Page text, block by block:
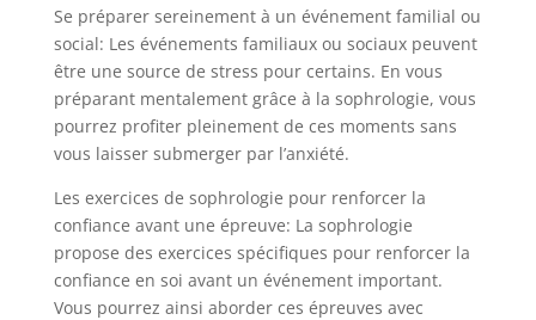
Se préparer sereinement à un événement familial ou
social: Les événements familiaux ou sociaux peuvent
être une source de stress pour certains. En vous
préparant mentalement grâce à la sophrologie, vous
pourrez profiter pleinement de ces moments sans
vous laisser submerger par l’anxiété.
Les exercices de sophrologie pour renforcer la
confiance avant une épreuve: La sophrologie
propose des exercices spécifiques pour renforcer la
confiance en soi avant un événement important.
Vous pourrez ainsi aborder ces épreuves avec